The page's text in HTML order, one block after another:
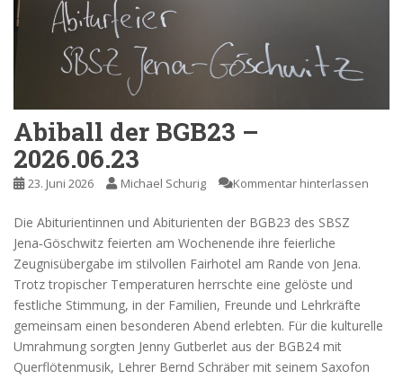
Abiball der BGB23 –
2026.06.23
23. Juni 2026 Michael Schurig Kommentar hinterlassen
Die Abiturientinnen und Abiturienten der BGB23 des SBSZ
Jena‑Göschwitz feierten am Wochenende ihre feierliche
Zeugnisübergabe im stilvollen Fairhotel am Rande von Jena.
Trotz tropischer Temperaturen herrschte eine gelöste und
festliche Stimmung, in der Familien, Freunde und Lehrkräfte
gemeinsam einen besonderen Abend erlebten. Für die kulturelle
Umrahmung sorgten Jenny Gutberlet aus der BGB24 mit
Querflötenmusik, Lehrer Bernd Schräber mit seinem Saxofon